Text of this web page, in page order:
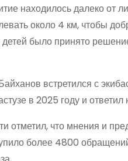
находилось далеко от
около 4 км, чтобы
было принято
встретился с
в 2025 году и
отметил, что мнения и
более 4800